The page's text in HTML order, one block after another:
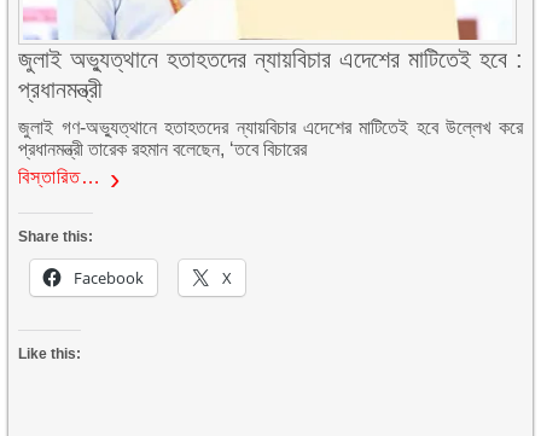
জুলাই অভ্যুত্থানে হতাহতদের ন্যায়বিচার এদেশের মাটিতেই হবে :
প্রধানমন্ত্রী
জুলাই গণ-অভ্যুত্থানে হতাহতদের ন্যায়বিচার এদেশের মাটিতেই হবে উল্লেখ করে
প্রধানমন্ত্রী তারেক রহমান বলেছেন, ‘তবে বিচারের
বিস্তারিত…
Share this:
Facebook X
Like this: